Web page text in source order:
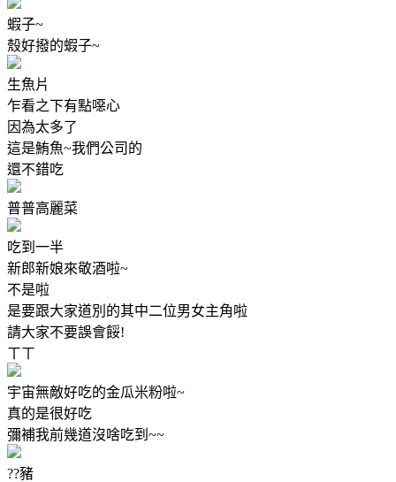
蝦子~
殼好撥的蝦子~
生魚片
乍看之下有點噁心
因為太多了
這是鮪魚~我們公司的
還不錯吃
普普高麗菜
吃到一半
新郎新娘來敬酒啦~
不是啦
是要跟大家道別的其中二位男女主角啦
請大家不要誤會餒!
ㄒㄒ
宇宙無敵好吃的金瓜米粉啦~
真的是很好吃
彌補我前幾道沒啥吃到~~
??豬